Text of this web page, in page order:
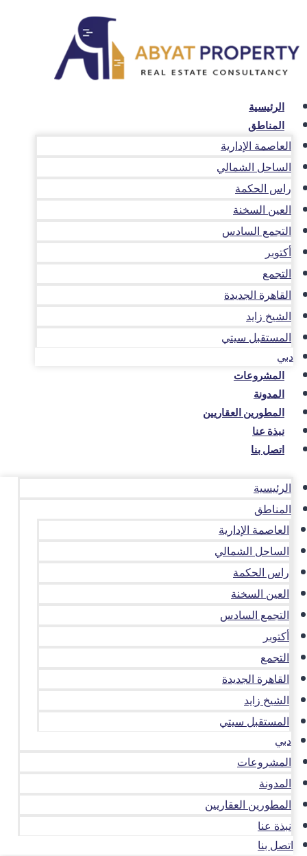
المحتوى
الرئيسية
المناطق
العاصمة الإدارية
الساحل الشمالي
راس الحكمة
العين السخنة
التجمع السادس
أكتوبر
التجمع
القاهرة الجديدة
الشيخ زايد
المستقبل سيتي
دبي
المشروعات
المدونة
المطورين العقاريين
نبذة عنا
اتصل بنا
الرئيسية
المناطق
العاصمة الإدارية
الساحل الشمالي
راس الحكمة
العين السخنة
التجمع السادس
أكتوبر
التجمع
القاهرة الجديدة
الشيخ زايد
المستقبل سيتي
دبي
المشروعات
المدونة
المطورين العقاريين
نبذة عنا
اتصل بنا